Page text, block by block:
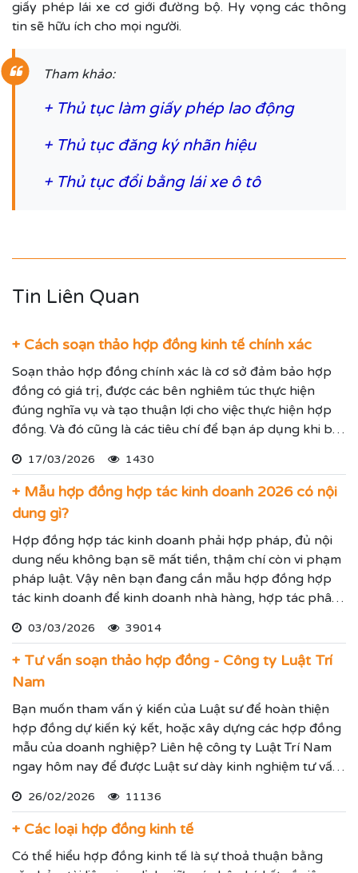
giấy phép lái xe cơ giới đường bộ. Hy vọng các thông
tin sẽ hữu ích cho mọi người.
Tham khảo:
+ Thủ tục làm giấy phép lao động
+ Thủ tục đăng ký nhãn hiệu
+ Thủ tục đổi bằng lái xe ô tô
Tin Liên Quan
+ Cách soạn thảo hợp đồng kinh tế chính xác
Soạn thảo hợp đồng chính xác là cơ sở đảm bảo hợp
đồng có giá trị, được các bên nghiêm túc thực hiện
đúng nghĩa vụ và tạo thuận lợi cho việc thực hiện hợp
đồng. Và đó cũng là các tiêu chí để bạn áp dụng khi bắt
nghiệp bạn.
17/03/2026 1430
+ Mẫu hợp đồng hợp tác kinh doanh 2026 có nội
dung gì?
Hợp đồng hợp tác kinh doanh phải hợp pháp, đủ nội
dung nếu không bạn sẽ mất tiền, thậm chí còn vi phạm
pháp luật. Vậy nên bạn đang cần mẫu hợp đồng hợp
tác kinh doanh để kinh doanh nhà hàng, hợp tác phân
doanh hãy xem quy định mới về hợp đồng hợp tác kinh
doanh dưới đây.
03/03/2026 39014
+ Tư vấn soạn thảo hợp đồng - Công ty Luật Trí
Nam
Bạn muốn tham vấn ý kiến của Luật sư để hoàn thiện
hợp đồng dự kiến ký kết, hoặc xây dựng các hợp đồng
mẫu của doanh nghiệp? Liên hệ công ty Luật Trí Nam
ngay hôm nay để được Luật sư dày kinh nghiệm tư vấn
đảm bảo chặt chẽ và hợp lý nhất.
26/02/2026 11136
+ Các loại hợp đồng kinh tế
Có thể hiểu hợp đồng kinh tế là sự thoả thuận bằng